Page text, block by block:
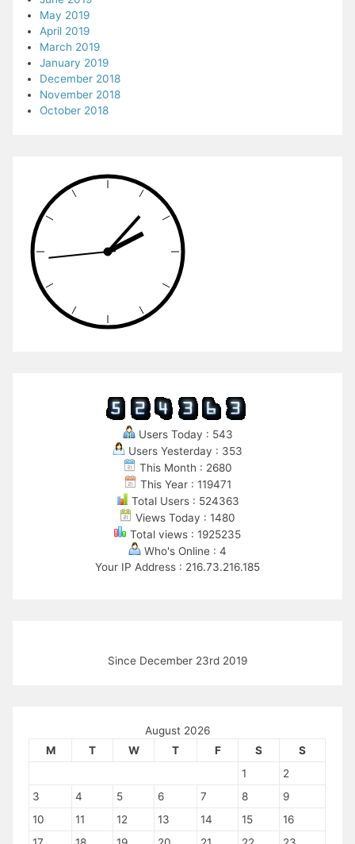
May 2019
April 2019
March 2019
January 2019
December 2018
November 2018
October 2018
Users Today : 543
Users Yesterday : 353
This Month : 2680
This Year : 119471
Total Users : 524363
Views Today : 1480
Total views : 1925235
Who's Online : 4
Your IP Address : 216.73.216.185
Since December 23rd 2019
August 2026
M
T W T F S
S
1
2
3
4 5 6 7 8
9
10
11 12 13 14 15
16